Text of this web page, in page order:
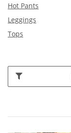
Hot Pants
Leggings
Tops